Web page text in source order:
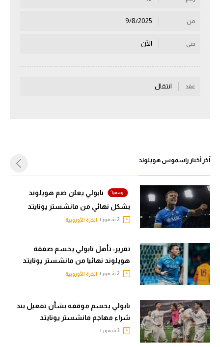
القسم الثاني
كرة يد
كرة طائرة
الوطن العربي
في المونديال
رياضة نسائية
أمريكا
ركن الألعاب
من
حتى الآن
عقد انتقال
آخر أخبار راسموس هويلوند
نابولي يعلن ضم هويلوند
بشكل نهائي من مانشستر يونايتد
الكرة الأوروبية
تقرير: تأهل نابولي يحسم صفقة
هويلوند نهائيا من مانشستر يونايتد
الكرة الأوروبية
نابولي يحسم موقفه بشأن تفعيل بند
شراء مهاجم مانشستر يونايتد